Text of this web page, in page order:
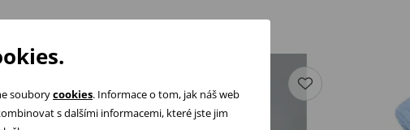
souborycookies. Informace o tom, jak náš web
s dalšími informacemi, které jste jim